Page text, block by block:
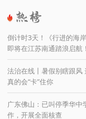
倒计时3天！《行进的海
即将在江苏南通踏浪启航！
法治在线丨暑假别瞎跟风
真的会“卡”住你
广东佛山：已叫停季华中
作，开展全面核查